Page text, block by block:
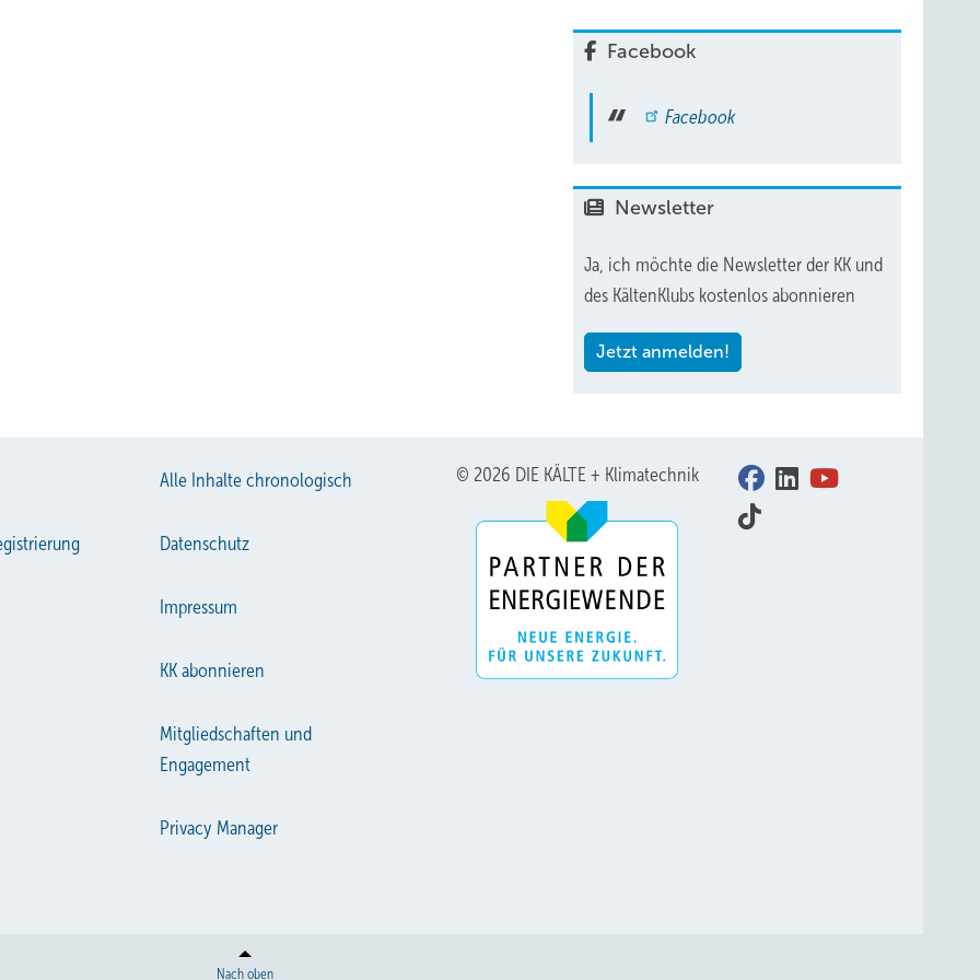
Facebook
Facebook
Newsletter
Ja, ich möchte die Newsletter der KK und
des KältenKlubs kostenlos abonnieren
Jetzt anmelden!
Alle Inhalte chronologisch
Datenschutz
Impressum
KK abonnieren
Mitgliedschaften und
Engagement
Privacy Manager
© 2026 DIE KÄLTE + Klimatechnik
Nach oben